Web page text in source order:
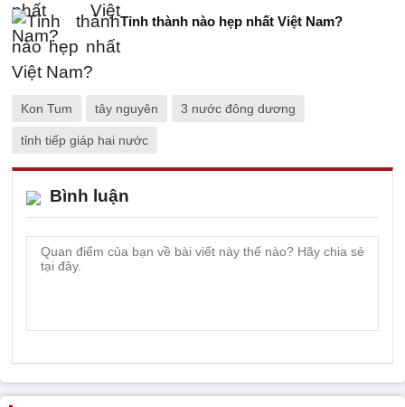
Tỉnh thành nào hẹp nhất Việt Nam?
Kon Tum tây nguyên 3 nước đông dương
tỉnh tiếp giáp hai nước
Bình luận